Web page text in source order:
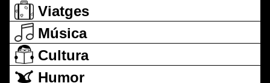
Viatges
Música
Cultura
Humor